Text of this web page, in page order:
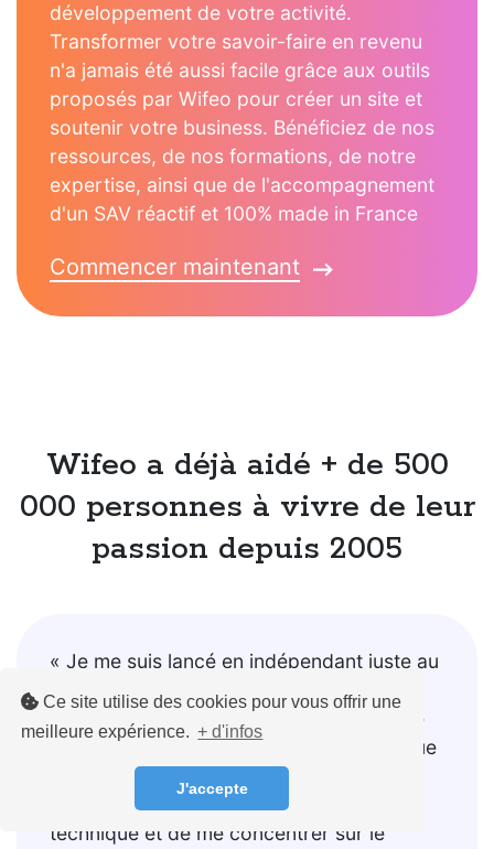
Ce site utilise des cookies pour vous offrir une
meilleure expérience. + d'infos
J'accepte
développement de votre activité.
Transformer votre savoir-faire en revenu
n'a jamais été aussi facile grâce aux outils
proposés par Wifeo pour créer un site et
soutenir votre business. Bénéficiez de nos
ressources, de nos formations, de notre
expertise, ainsi que de l'accompagnement
d'un SAV réactif et 100% made in France
Commencer maintenant
Wifeo a déjà aidé + de 500
000 personnes à vivre de leur
passion depuis 2005
« Je me suis lancé en indépendant juste au
moment du covid... Mauvais timing ! Je
suis donc naturellement allé vers la vente
de formations en ligne, et on peut dire que
j'ai bien fait ! Wifeo m'a permis de ne pas
me poser trop de questions sur la partie
technique et de me concentrer sur le